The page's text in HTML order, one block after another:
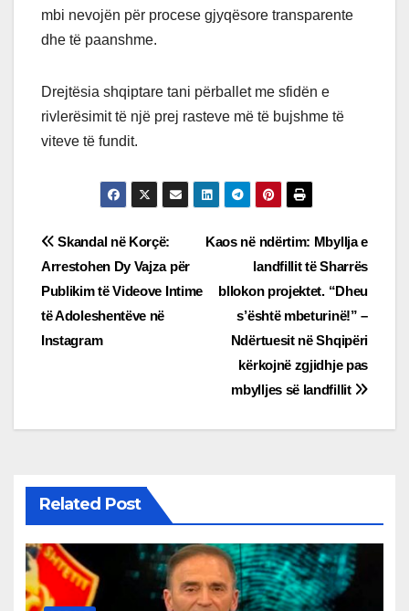
mbi nevojën për procese gjyqësore transparente
dhe të paanshme.
Drejtësia shqiptare tani përballet me sfidën e
rivlerësimit të një prej rasteve më të bujshme të
viteve të fundit.
Post
navigation
Kaos në ndërtim: Mbyllja e
landfillit të Sharrës
bllokon projektet. “Dheu
s’është mbeturinë!” –
Ndërtuesit në Shqipëri
kërkojnë zgjidhje pas
mbylljes së landfillit
Skandal në Korçë:
Arrestohen Dy Vajza për
Publikim të Videove Intime
të Adoleshentëve në
Instagram
Related Post